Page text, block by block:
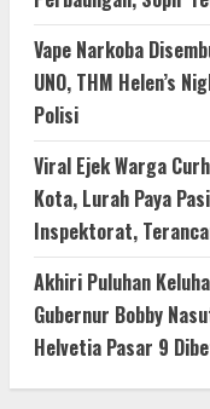
Vape Narkoba
UNO, THM Helen’s
Polisi
Viral Ejek Warga
Kota, Lurah Paya
Inspektorat,
Akhiri Puluhan
Gubernur Bobby
Helvetia Pasar 9